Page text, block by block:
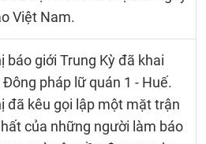
Việt Nam.
báo giới Trung Kỳ đã khai
pháp lữ quán 1 - Huế.
đã kêu gọi lập một mặt trận
của những người làm báo